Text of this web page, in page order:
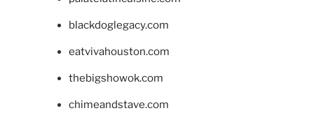
blackdoglegacy.com
eatvivahouston.com
thebigshowok.com
chimeandstave.com